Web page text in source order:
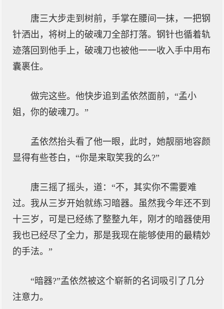
唐三大步走到树前，手掌在腰间一抹，一把钢
针洒出，将树上的破魂刀全部打落。钢针也循着轨
迹落回到他手上，破魂刀也被他一一收入手中用布
囊裹住。
做完这些。他快步追到孟依然面前，“孟小
姐，你的破魂刀。”
孟依然抬头看了他一眼，此时，她靓丽地容颜
显得有些苍白，“你是来取笑我的么?”
唐三摇了摇头，道：“不，其实你不需要难
过。我从三岁开始就练习暗器。虽然我今年还不到
十三岁，可是已经练了整整九年，刚才的暗器使用
我也已经尽了全力，那是我现在能够使用的最精妙
的手法。”
“暗器?”孟依然被这个崭新的名词吸引了几分
注意力。